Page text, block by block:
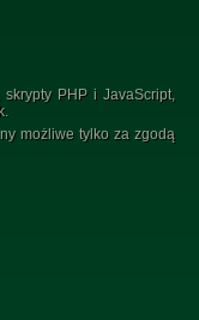
PHP i JavaScript,
możliwe tylko za zgodą